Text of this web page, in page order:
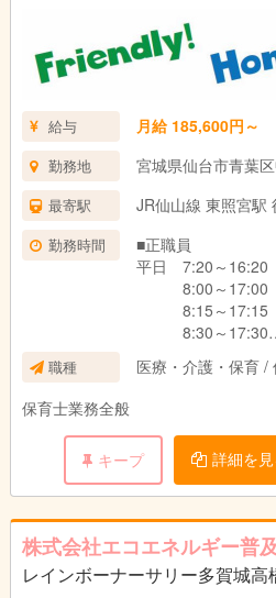
■パート
7:20～10:40、
8:00～18:30内で応
※時短勤務可
給与 月給 185,600円～
勤務地 宮城県仙台市青葉
最寄駅 JR仙山線 東照宮駅
勤務時間
■正職員
平日 7:20～16:20
8:00～17:00
8:15～17:15
8:30～17:30
8:45～17:45
9:00～18:00
※実働8時間
土曜 7:25～13:05
12:55～18:35
■契約職員
平日 8:00～18:30
職種
医療・介護・保育 /
保育士業務全般
キープ 詳細を
株式会社エコエネルギー普
レインボーナーサリー多賀城高